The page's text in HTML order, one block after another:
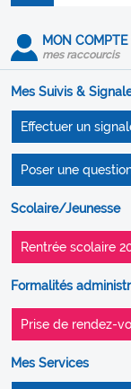
MON COMPTE
mes raccourcis
Mes Suivis &
Effectuer un
Poser une
Scolaire/Jeunesse
Rentrée scolaire
Formalités
Prise de rendez-
Mes Services